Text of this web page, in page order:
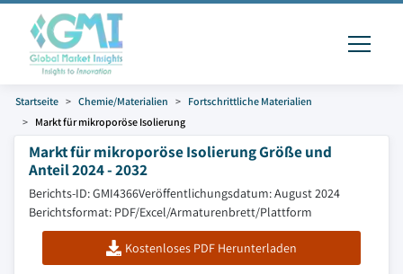
Startseite Chemie/Materialien
Fortschrittliche Materialien
Markt für mikroporöse Isolierung
Markt für mikroporöse Isolierung Größe und
Anteil 2024 - 2032
Berichts-ID: GMI4366Veröffentlichungsdatum: August 2024
Berichtsformat: PDF/Excel/Armaturenbrett/Plattform
Kostenloses PDF Herunterladen